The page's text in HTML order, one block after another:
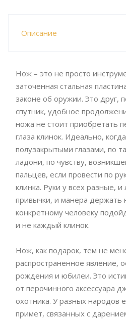
Описание
Нож – это не просто
заточенная стальная
законе об оружии. Это друг,
спутник, удобное
ножа не стоит приобретать
глаза клинок. Идеально,
полузакрытыми глазами, по
ладони, по чувству,
пальцев, если провести по
клинка. Руки у всех разные,
привычки, и манера держать
конкретному человеку
и не каждый клинок.
Нож, как подарок, тем не
распространенное явление,
рождения и юбилеи. Это
от перочинного аксессуара
охотника. У разных народов
примет, связанных с